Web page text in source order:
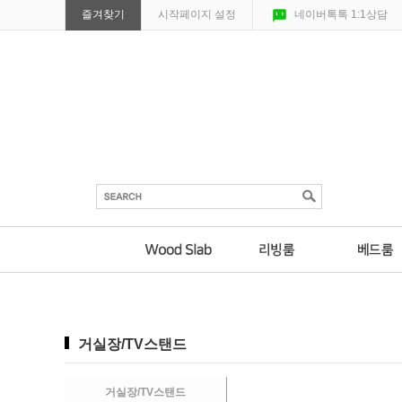
즐겨찾기 시작페이지 설정 네이버톡톡 1:1상담
거실장/TV스탠드
거실장/TV스탠드